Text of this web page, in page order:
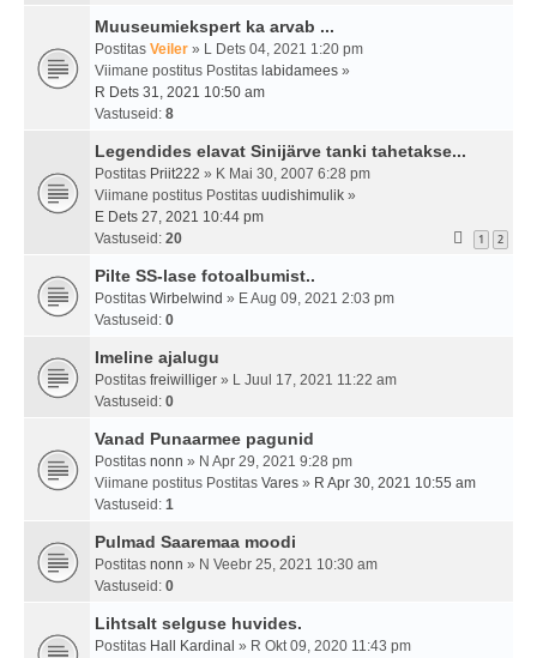
Muuseumiekspert ka arvab ...
Postitas Veiler » L Dets 04, 2021 1:20 pm
Viimane postitus Postitas labidamees »
R Dets 31, 2021 10:50 am
Vastuseid: 8
Legendides elavat Sinijärve tanki tahetakse...
Postitas Priit222 » K Mai 30, 2007 6:28 pm
Viimane postitus Postitas uudishimulik »
E Dets 27, 2021 10:44 pm
Vastuseid: 20 1 2
Pilte SS-lase fotoalbumist..
Postitas Wirbelwind » E Aug 09, 2021 2:03 pm
Vastuseid: 0
Imeline ajalugu
Postitas freiwilliger » L Juul 17, 2021 11:22 am
Vastuseid: 0
Vanad Punaarmee pagunid
Postitas nonn » N Apr 29, 2021 9:28 pm
Viimane postitus Postitas Vares » R Apr 30, 2021 10:55 am
Vastuseid: 1
Pulmad Saaremaa moodi
Postitas nonn » N Veebr 25, 2021 10:30 am
Vastuseid: 0
Lihtsalt selguse huvides.
Postitas Hall Kardinal » R Okt 09, 2020 11:43 pm